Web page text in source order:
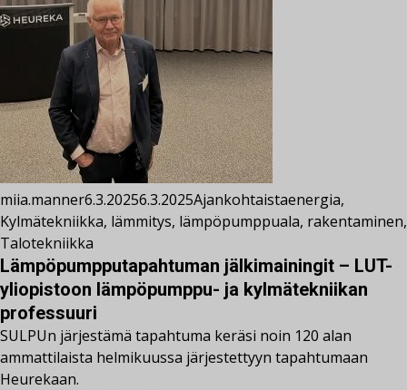
miia.manner6.3.20256.3.2025Ajankohtaistaenergia,
Kylmätekniikka, lämmitys, lämpöpumppuala, rakentaminen,
Talotekniikka
Lämpöpumpputapahtuman jälkimainingit – LUT-
yliopistoon lämpöpumppu- ja kylmätekniikan
professuuri
SULPUn järjestämä tapahtuma keräsi noin 120 alan
ammattilaista helmikuussa järjestettyyn tapahtumaan
Heurekaan.